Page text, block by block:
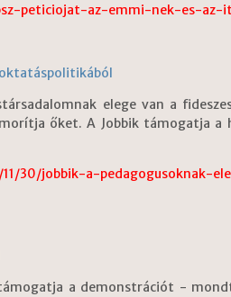
peticiojat-az-emmi-nek-es-
oktatáspolitikából
elege van a
őket. A Jobbik támogatja
30/jobbik-a-pedagogusoknak-
a demonstrációt -